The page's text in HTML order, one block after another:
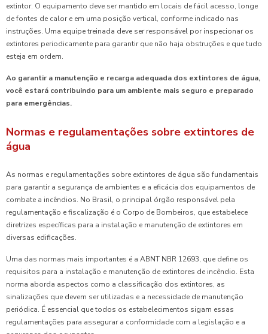
extintor. O equipamento deve ser mantido em locais de fácil acesso, longe
de fontes de calor e em uma posição vertical, conforme indicado nas
instruções. Uma equipe treinada deve ser responsável por inspecionar os
extintores periodicamente para garantir que não haja obstruções e que tudo
esteja em ordem.
Ao garantir a manutenção e recarga adequada dos extintores de água,
você estará contribuindo para um ambiente mais seguro e preparado
para emergências.
Normas e regulamentações sobre extintores de
água
As normas e regulamentações sobre extintores de água são fundamentais
para garantir a segurança de ambientes e a eficácia dos equipamentos de
combate a incêndios. No Brasil, o principal órgão responsável pela
regulamentação e fiscalização é o Corpo de Bombeiros, que estabelece
diretrizes específicas para a instalação e manutenção de extintores em
diversas edificações.
Uma das normas mais importantes é a ABNT NBR 12693, que define os
requisitos para a instalação e manutenção de extintores de incêndio. Esta
norma aborda aspectos como a classificação dos extintores, as
sinalizações que devem ser utilizadas e a necessidade de manutenção
periódica. É essencial que todos os estabelecimentos sigam essas
regulamentações para assegurar a conformidade com a legislação e a